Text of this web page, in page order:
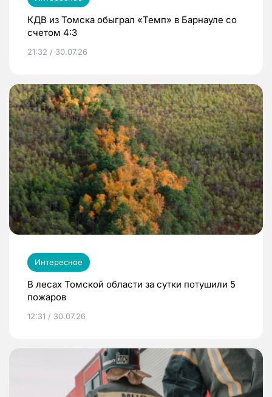
КДВ из Томска обыграл «Темп» в Барнауле со
счетом 4:3
21:32 / 30.07.26
Интересное
В лесах Томской области за сутки потушили 5
пожаров
12:31 / 30.07.26